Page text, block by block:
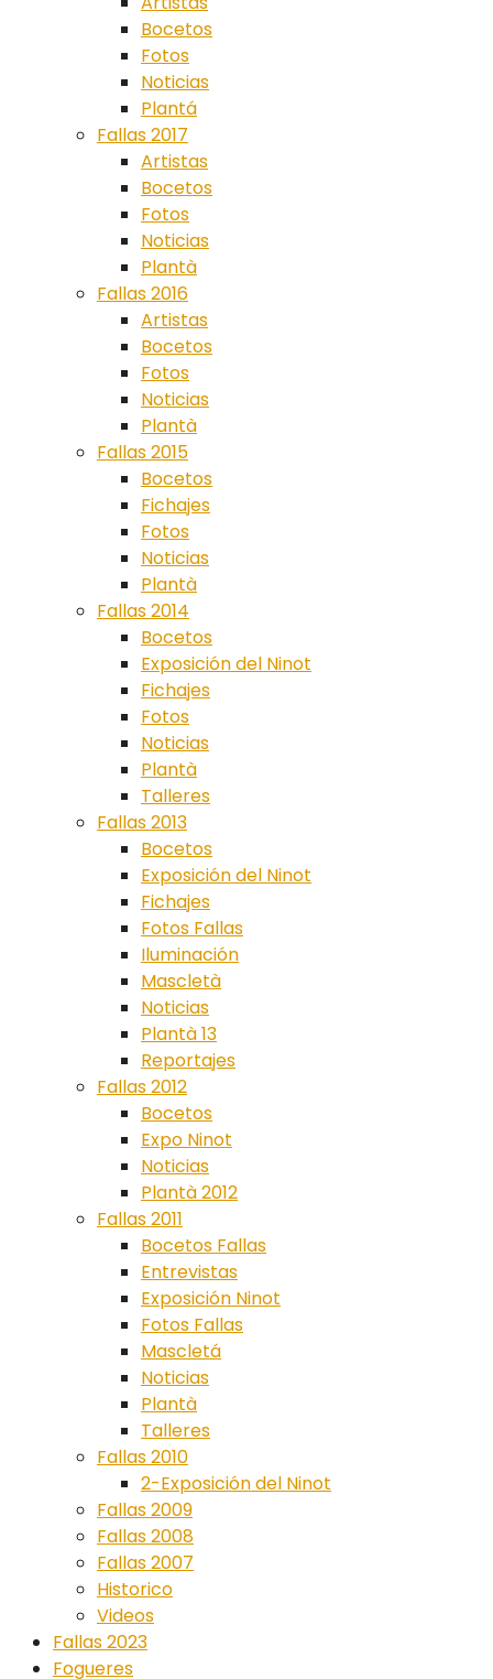
Bocetos
Fotos
Noticias
Plantá
Fallas 2017
Artistas
Bocetos
Fotos
Noticias
Plantà
Fallas 2016
Artistas
Bocetos
Fotos
Noticias
Plantà
Fallas 2015
Bocetos
Fichajes
Fotos
Noticias
Plantà
Fallas 2014
Bocetos
Exposición del Ninot
Fichajes
Fotos
Noticias
Plantà
Talleres
Fallas 2013
Bocetos
Exposición del Ninot
Fichajes
Fotos Fallas
Iluminación
Mascletà
Noticias
Plantà 13
Reportajes
Fallas 2012
Bocetos
Expo Ninot
Noticias
Plantà 2012
Fallas 2011
Bocetos Fallas
Entrevistas
Exposición Ninot
Fotos Fallas
Mascletá
Noticias
Plantà
Talleres
Fallas 2010
2-Exposición del Ninot
Fallas 2009
Fallas 2008
Fallas 2007
Historico
Videos
Fallas 2023
Fogueres